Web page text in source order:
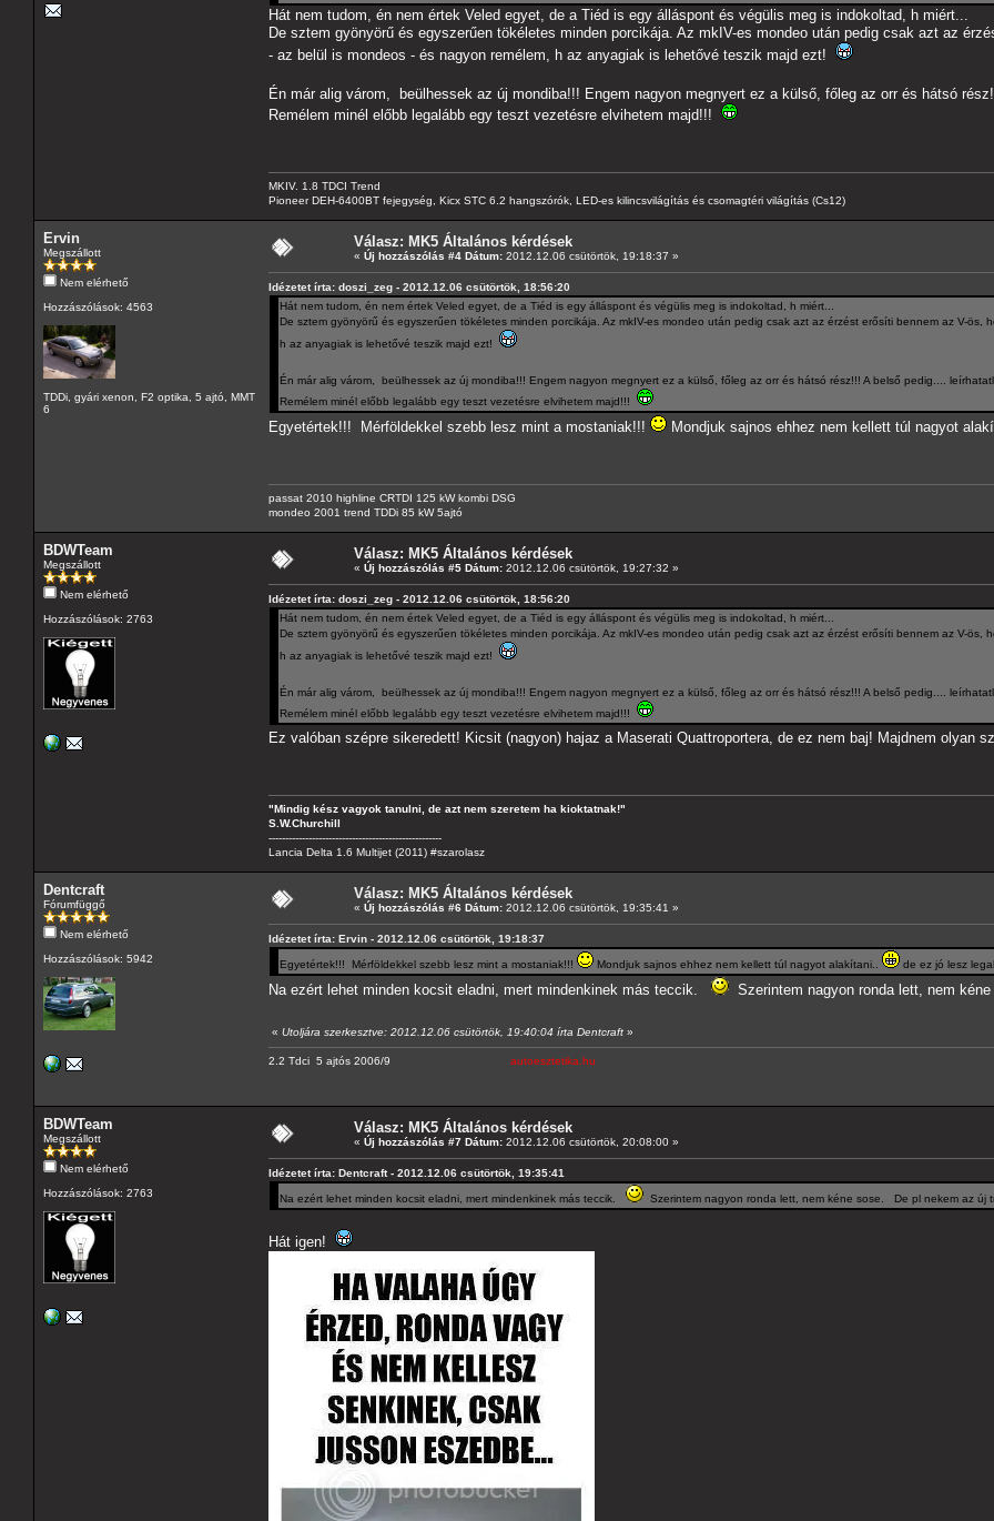
Hát nem tudom, én nem értek Veled egyet, de a Tiéd is egy álláspont és végülis meg is indokoltad, h miért...
De sztem gyönyörű és egyszerűen tökéletes minden porcikája. Az mkIV-es mondeo után pedig csak azt az
- az belül is mondeos - és nagyon remélem, h az anyagiak is lehetővé teszik majd ezt!
Én már alig várom, beülhessek az új mondiba!!! Engem nagyon megnyert ez a külső, főleg az orr és hátsó
Remélem minél előbb legalább egy teszt vezetésre elvihetem majd!!!
MKIV. 1.8 TDCI Trend
Pioneer DEH-6400BT fejegység, Kicx STC 6.2 hangszórók, LED-es kilincsvilágítás és csomagtéri világítás (Cs12)
Ervin
Megszállott
Nem elérhető
Hozzászólások: 4563
TDDi, gyári xenon, F2 optika, 5 ajtó, MMT
6
Válasz: MK5 Általános kérdések
« Új hozzászólás #4 Dátum: 2012.12.06 csütörtök, 19:18:37 »
Idézetet írta: doszi_zeg - 2012.12.06 csütörtök, 18:56:20
Hát nem tudom, én nem értek Veled egyet, de a Tiéd is egy álláspont és végülis meg is indokoltad, h miért...
De sztem gyönyörű és egyszerűen tökéletes minden porcikája. Az mkIV-es mondeo után pedig csak azt az érzést erősíti bennem az V-
h az anyagiak is lehetővé teszik majd ezt!
Én már alig várom, beülhessek az új mondiba!!! Engem nagyon megnyert ez a külső, főleg az orr és hátsó rész!!! A belső pedig....
Remélem minél előbb legalább egy teszt vezetésre elvihetem majd!!!
Egyetértek!!! Mérföldekkel szebb lesz mint a mostaniak!!! Mondjuk sajnos ehhez nem kellett túl nagyot
passat 2010 highline CRTDI 125 kW kombi DSG
mondeo 2001 trend TDDi 85 kW 5ajtó
BDWTeam
Megszállott
Nem elérhető
Hozzászólások: 2763
Válasz: MK5 Általános kérdések
« Új hozzászólás #5 Dátum: 2012.12.06 csütörtök, 19:27:32 »
Idézetet írta: doszi_zeg - 2012.12.06 csütörtök, 18:56:20
Hát nem tudom, én nem értek Veled egyet, de a Tiéd is egy álláspont és végülis meg is indokoltad, h miért...
De sztem gyönyörű és egyszerűen tökéletes minden porcikája. Az mkIV-es mondeo után pedig csak azt az érzést erősíti bennem az V-
h az anyagiak is lehetővé teszik majd ezt!
Én már alig várom, beülhessek az új mondiba!!! Engem nagyon megnyert ez a külső, főleg az orr és hátsó rész!!! A belső pedig....
Remélem minél előbb legalább egy teszt vezetésre elvihetem majd!!!
Ez valóban szépre sikeredett! Kicsit (nagyon) hajaz a Maserati Quattroportera, de ez nem baj! Majdnem olyan
"Mindig kész vagyok tanulni, de azt nem szeretem ha kioktatnak!"
S.W.Churchill
----------------------------------------------------
Lancia Delta 1.6 Multijet (2011) #szarolasz
Dentcraft
Fórumfüggő
Nem elérhető
Hozzászólások: 5942
Válasz: MK5 Általános kérdések
« Új hozzászólás #6 Dátum: 2012.12.06 csütörtök, 19:35:41 »
Idézetet írta: Ervin - 2012.12.06 csütörtök, 19:18:37
Egyetértek!!! Mérföldekkel szebb lesz mint a mostaniak!!! Mondjuk sajnos ehhez nem kellett túl nagyot alakítani.. de ez jó lesz
Na ezért lehet minden kocsit eladni, mert mindenkinek más teccik. Szerintem nagyon ronda lett, nem
« Utoljára szerkesztve: 2012.12.06 csütörtök, 19:40:04 írta Dentcraft »
2.2 Tdci 5 ajtós 2006/9 autoesztetika.hu
BDWTeam
Megszállott
Nem elérhető
Hozzászólások: 2763
Válasz: MK5 Általános kérdések
« Új hozzászólás #7 Dátum: 2012.12.06 csütörtök, 20:08:00 »
Idézetet írta: Dentcraft - 2012.12.06 csütörtök, 19:35:41
Na ezért lehet minden kocsit eladni, mert mindenkinek más teccik. Szerintem nagyon ronda lett, nem kéne sose. De pl nekem az új
Hát igen!